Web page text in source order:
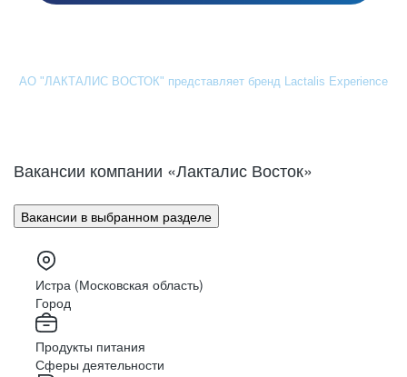
АО "ЛАКТАЛИС ВОСТОК" представляет бренд Lactalis Experience
Вакансии компании «Лакталис Восток»
Вакансии в выбранном разделе
Истра (Московская область)
Город
Продукты питания
Сферы деятельности